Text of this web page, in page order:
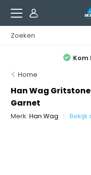
Kom
Home
Han Wag
Garnet
Merk:Han Wag Bekijk